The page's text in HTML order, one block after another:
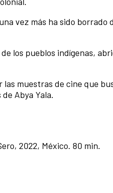
vez más ha sido borrado
los pueblos indígenas,
muestras de cine que
Abya Yala.
2022, México. 80 min.